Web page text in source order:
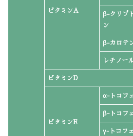
ビタミンA
β-クリプ
ン
β-カロテ
レチノー
ビタミンD
ビタミンE
α-トコフ
β-トコフ
γ-トコフ